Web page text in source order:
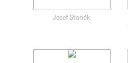
Josef Staněk